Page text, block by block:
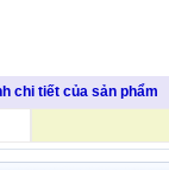
chi tiết của sản phẩm